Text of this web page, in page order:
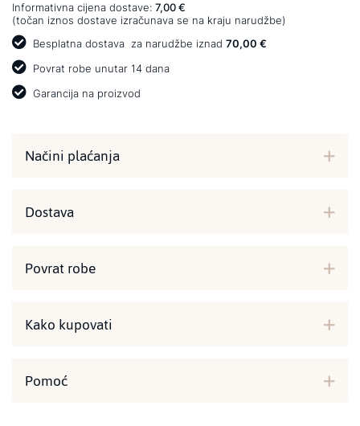
Informativna cijena dostave: 7,00 €
(točan iznos dostave izračunava se na kraju narudžbe)
Besplatna dostava za narudžbe iznad 70,00 €
Povrat robe unutar 14 dana
Garancija na proizvod
Načini plaćanja
Dostava
Povrat robe
Kako kupovati
Pomoć